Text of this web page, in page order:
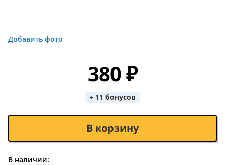
Добавить фото
380 ₽
+ 11 бонусов
В корзину
В наличии: